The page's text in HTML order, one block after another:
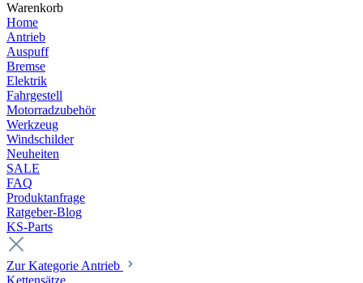
Warenkorb
Home
Antrieb
Auspuff
Bremse
Elektrik
Fahrgestell
Motorradzubehör
Werkzeug
Windschilder
Neuheiten
SALE
FAQ
Produktanfrage
Ratgeber-Blog
KS-Parts
Zur Kategorie Antrieb